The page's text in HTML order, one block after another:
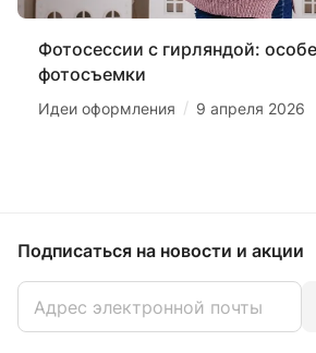
Фотосессии с гирляндой:
фотосъемки
Идеи оформления / 9 апреля 2026
Подписаться на новости и акции